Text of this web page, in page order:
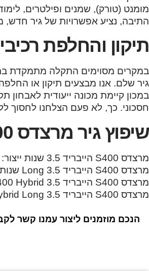
מומנט (טורק), שמנים ופילטרים,
התיבה, נציע אפשרויות של גיר
תיקון והחלפת
במקרים מסוימים התקלה מתמקדת
במכון קיימת מכונה ייעודית
חסכוני. כך, לא פעם הצלחנו לחסוך
שיפוץ גיר מרצדס S400 הייבריד מהמודלים הבאים:
מרצדס S400 הייבריד 3.5 שנות ייצור: 2010, 2011, 2012
מרצדס S400 הייבריד Long 3.5 שנות ייצור: 2010, 2011, 2012
מרצדס S400 הייבריד 3.5 S400 Hybrid שנות ייצור: 2013, 2014, 2015, 2016
מרצדס S400 הייבריד 3.5 S400 Hybrid Long שנות ייצור: 2013, 2014, 2015, 2016